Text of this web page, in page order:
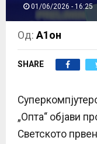
M
E
N
U
01/06/2026 - 16:25
Од:А1он
SHARE
„Опта“ објави
Светското